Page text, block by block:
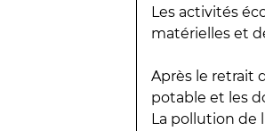
Les activités
matérielles et
Après le retrait
potable et les
La pollution de